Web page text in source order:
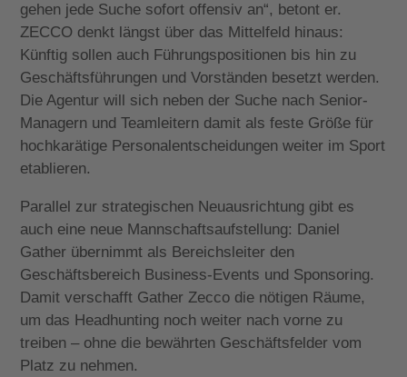
gehen jede Suche sofort offensiv an“, betont er.
ZECCO denkt längst über das Mittelfeld hinaus:
Künftig sollen auch Führungspositionen bis hin zu
Geschäftsführungen und Vorständen besetzt werden.
Die Agentur will sich neben der Suche nach Senior-
Managern und Teamleitern damit als feste Größe für
hochkarätige Personalentscheidungen weiter im Sport
etablieren.
Parallel zur strategischen Neuausrichtung gibt es
auch eine neue Mannschaftsaufstellung: Daniel
Gather übernimmt als Bereichsleiter den
Geschäftsbereich Business-Events und Sponsoring.
Damit verschafft Gather Zecco die nötigen Räume,
um das Headhunting noch weiter nach vorne zu
treiben – ohne die bewährten Geschäftsfelder vom
Platz zu nehmen.